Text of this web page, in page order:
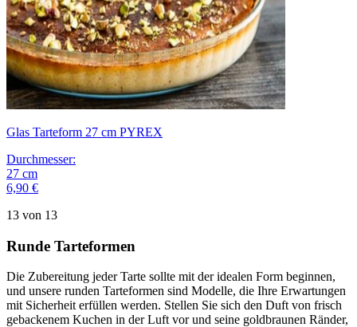
Glas Tarteform 27 cm PYREX
Durchmesser:
27 cm
6,90 €
13 von 13
Runde Tarteformen
Die Zubereitung jeder Tarte sollte mit der idealen Form beginnen,
und unsere runden Tarteformen sind Modelle, die Ihre Erwartungen
mit Sicherheit erfüllen werden. Stellen Sie sich den Duft von frisch
gebackenem Kuchen in der Luft vor und seine goldbraunen Ränder,